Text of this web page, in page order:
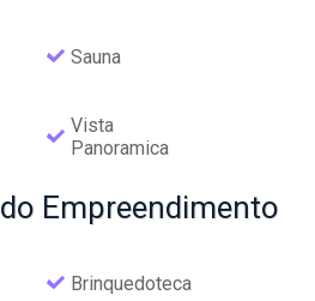
Sauna
Vista
Panoramica
do Empreendimento
Brinquedoteca